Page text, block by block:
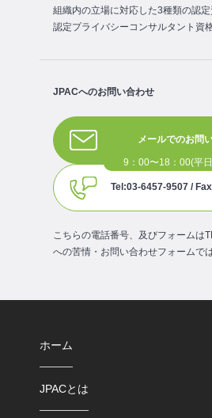
組織内の立場に対応した3種類の認
認定プライバシーコンサルタント資
JPACへのお問い合わせ
メールでのお問
Tel:03-6457-9507 /
こちらの電話番号、及びフォームは
への苦情・お問い合わせフォームで
ホーム
JPACとは